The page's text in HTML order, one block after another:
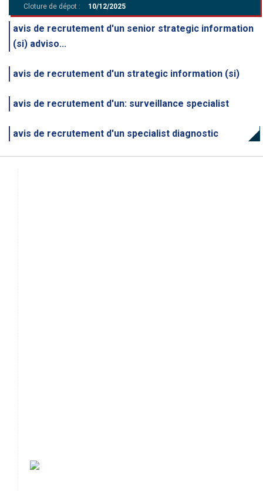
Cloture de dépot :
10/12/2025
avis de recrutement d'un senior strategic information
(si) adviso...
avis de recrutement d'un strategic information (si)
avis de recrutement d'un: surveillance specialist
avis de recrutement d'un specialist diagnostic